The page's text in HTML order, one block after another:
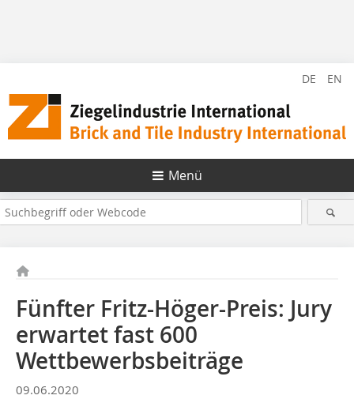
DE EN
Menü
Fünfter Fritz-Höger-Preis: Jury
erwartet fast 600
Wettbewerbsbeiträge
09.06.2020